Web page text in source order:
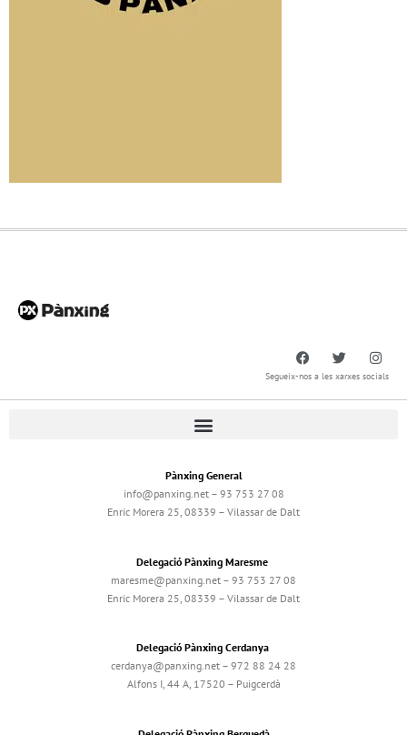
Segueix-nos a les xarxes socials
Pànxing General
info@panxing.net – 93 753 27 08
Enric Morera 25, 08339 – Vilassar de Dalt
Delegació Pànxing Maresme
maresme@panxing.net – 93 753 27 08
Enric Morera 25, 08339 – Vilassar de Dalt
Delegació Pànxing Cerdanya
cerdanya@panxing.net – 972 88 24 28
Alfons I, 44 A, 17520 – Puigcerdà